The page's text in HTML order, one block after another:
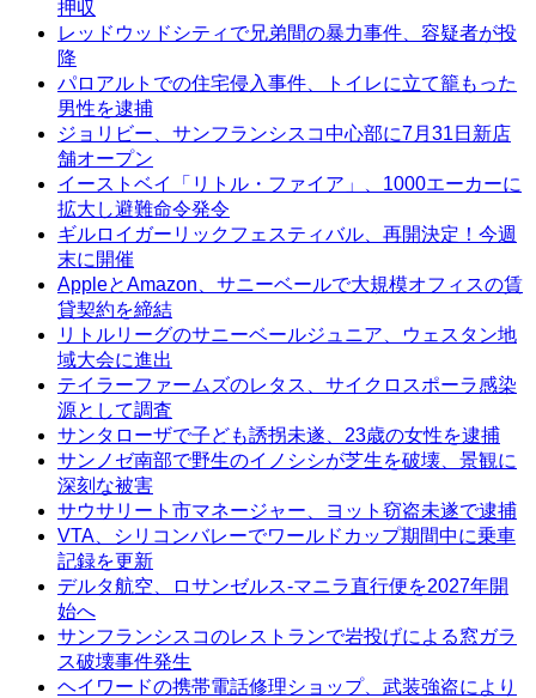
押収
レッドウッドシティで兄弟間の暴力事件、容疑者が投
降
パロアルトでの住宅侵入事件、トイレに立て籠もった
男性を逮捕
ジョリビー、サンフランシスコ中心部に7月31日新店
舗オープン
イーストベイ「リトル・ファイア」、1000エーカーに
拡大し避難命令発令
ギルロイガーリックフェスティバル、再開決定！今週
末に開催
AppleとAmazon、サニーベールで大規模オフィスの賃
貸契約を締結
リトルリーグのサニーベールジュニア、ウェスタン地
域大会に進出
テイラーファームズのレタス、サイクロスポーラ感染
源として調査
サンタローザで子ども誘拐未遂、23歳の女性を逮捕
サンノゼ南部で野生のイノシシが芝生を破壊、景観に
深刻な被害
サウサリート市マネージャー、ヨット窃盗未遂で逮捕
VTA、シリコンバレーでワールドカップ期間中に乗車
記録を更新
デルタ航空、ロサンゼルス-マニラ直行便を2027年開
始へ
サンフランシスコのレストランで岩投げによる窓ガラ
ス破壊事件発生
ヘイワードの携帯電話修理ショップ、武装強盗により